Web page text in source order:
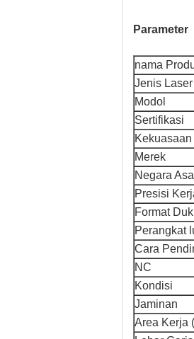
Parameter
nama
Jenis Laser
Modol
Sertifikasi
Kekuasaan
Merek
Negara Asal
Presisi
Format
Perangkat
Cara
NC
Kondisi
Jaminan
Area Kerja